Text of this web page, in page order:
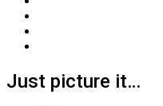
Just picture it…